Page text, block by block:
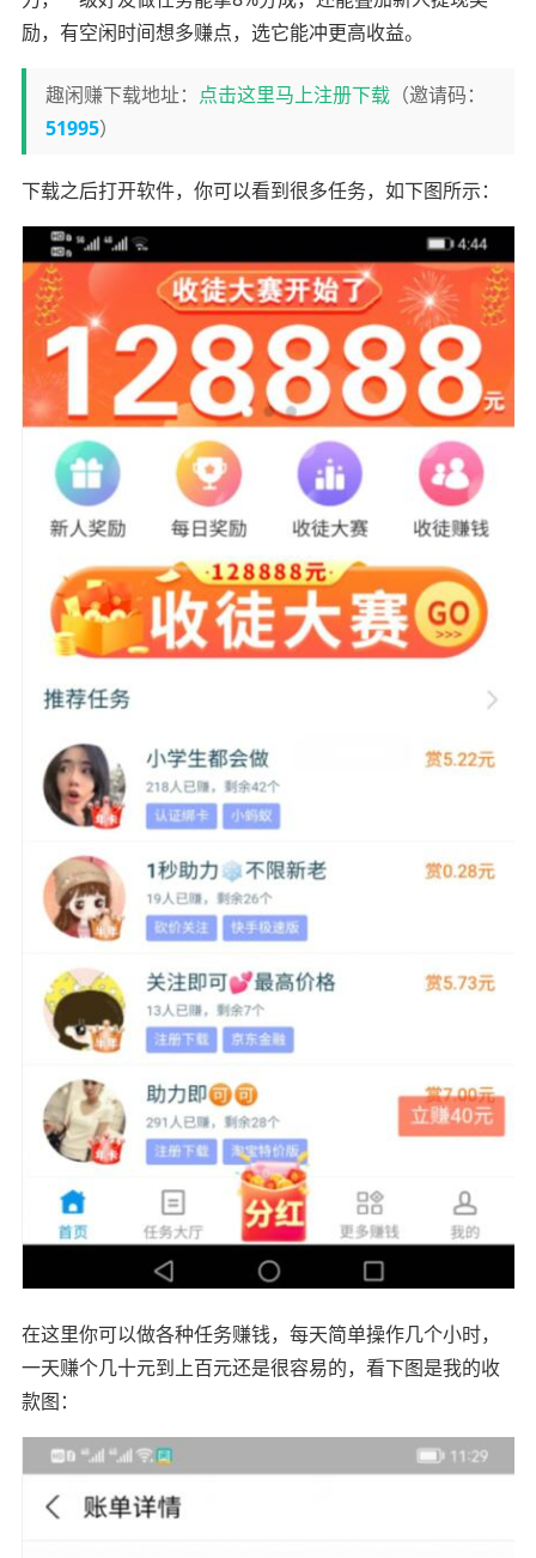
励，有空闲时间想多赚点，选它能冲更高收益。
趣闲赚下载地址： 点击这里马上注册下载（邀请码：
51995）
下载之后打开软件，你可以看到很多任务，如下图所示：
在这里你可以做各种任务赚钱，每天简单操作几个小时，
一天赚个几十元到上百元还是很容易的，看下图是我的收
款图：